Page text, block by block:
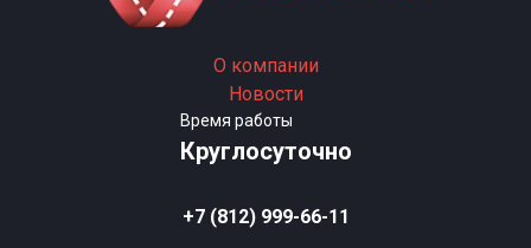
О компании
Новости
Время работы
Круглосуточно
+7 (812) 999-66-11